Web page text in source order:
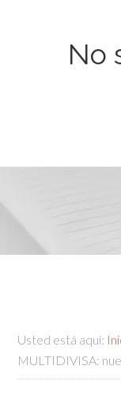
No
Usted está aquí:
MULTIDIVISA: